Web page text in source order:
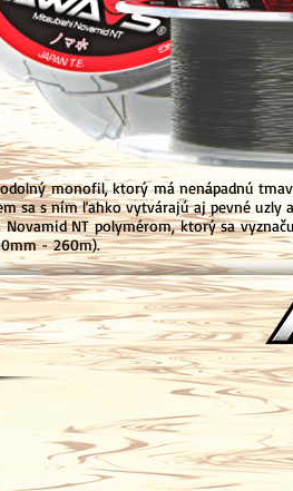
monofil, ktorý má nenápadnú
sa s ním ľahko vytvárajú aj pevné uzly
Novamid NT polymérom, ktorý sa
- 260m).